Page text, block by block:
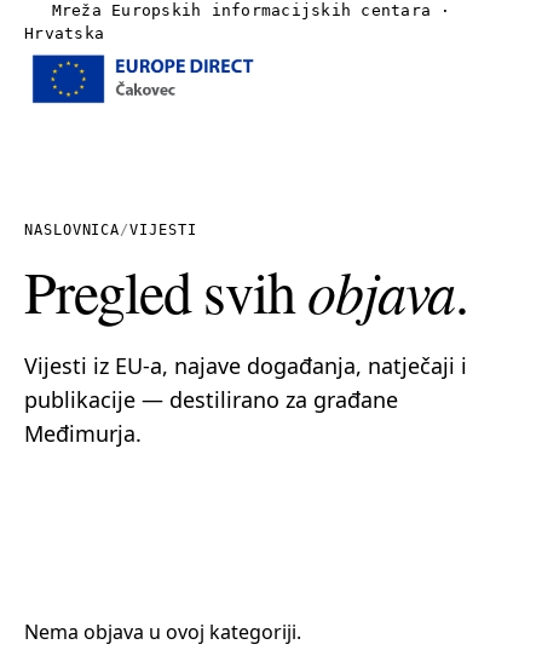
Mreža Europskih informacijskih centara ·
Hrvatska
Vijesti
Linkovi
NASLOVNICA/VIJESTI
Pregled svihobjava.
Vijesti iz EU-a, najave događanja, natječaji i
publikacije — destilirano za građane
Međimurja.
Nema objava u ovoj kategoriji.